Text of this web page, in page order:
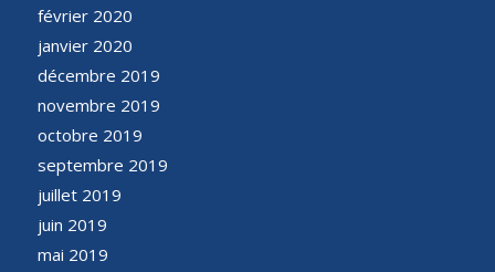
février 2020
janvier 2020
décembre 2019
novembre 2019
octobre 2019
septembre 2019
juillet 2019
juin 2019
mai 2019